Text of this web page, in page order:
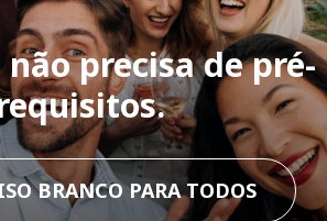
precisa de pré-
BRANCO PARA TODOS